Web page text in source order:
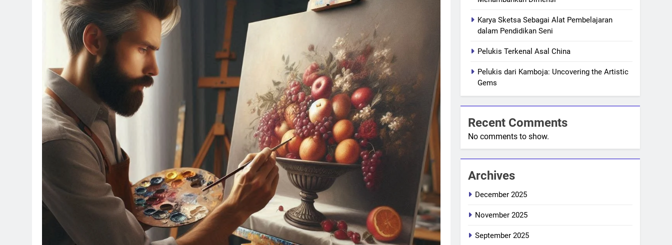
Karya Sketsa Sebagai Alat Pembelajaran
dalam Pendidikan Seni
Pelukis Terkenal Asal China
Pelukis dari Kamboja: Uncovering the Artistic
Gems
Recent Comments
No comments to show.
Archives
December 2025
November 2025
September 2025